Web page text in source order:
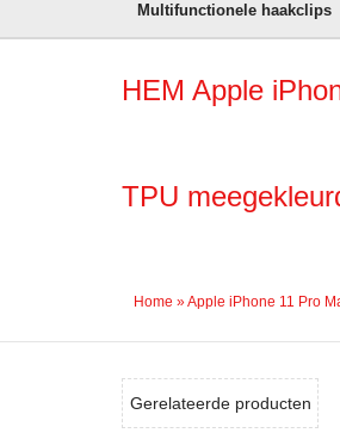
Multifunctionele haakclips
HEM Apple
TPU
Home »Apple iPhone 11 Pro
Gerelateerde producten